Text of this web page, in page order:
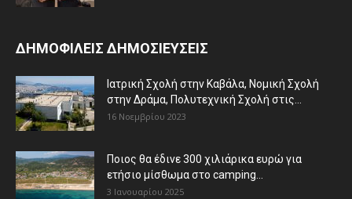
ΔΗΜΟΦΙΛΕΙΣ ΔΗΜΟΣΙΕΥΣΕΙΣ
Ιατρική Σχολή στην Καβάλα, Νομική Σχολή
στην Δράμα, Πολυτεχνική Σχολή στις...
16 Νοεμβρίου 2023
Ποιος θα έδινε 300 χιλιάρικα ευρώ για
ετήσιο μίσθωμα στο camping...
3 Ιανουαρίου 2025